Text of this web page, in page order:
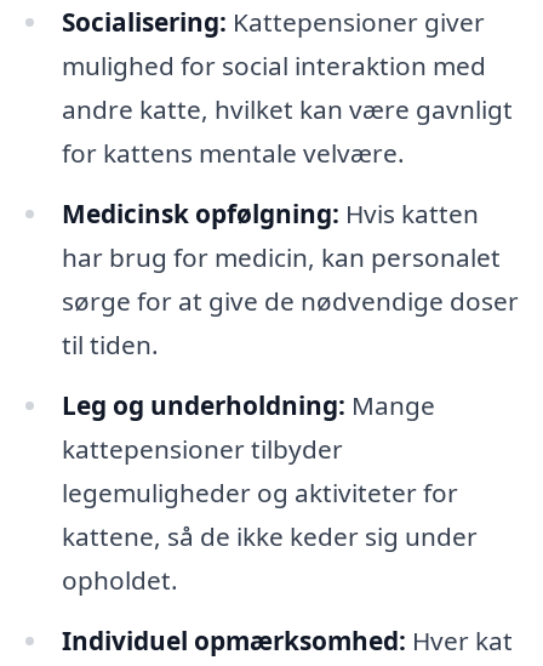
Socialisering: Kattepensioner giver
mulighed for social interaktion med
andre katte, hvilket kan være gavnligt
for kattens mentale velvære.
Medicinsk opfølgning: Hvis katten
har brug for medicin, kan personalet
sørge for at give de nødvendige doser
til tiden.
Leg og underholdning: Mange
kattepensioner tilbyder
legemuligheder og aktiviteter for
kattene, så de ikke keder sig under
opholdet.
Individuel opmærksomhed: Hver kat